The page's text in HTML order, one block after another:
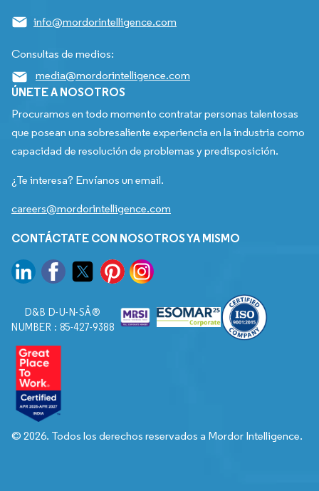
info@mordorintelligence.com
Consultas de medios:
media@mordorintelligence.com
ÚNETE A NOSOTROS
Procuramos en todo momento contratar personas talentosas
que posean una sobresaliente experiencia en la industria como
capacidad de resolución de problemas y predisposición.
¿Te interesa? Envíanos un email.
careers@mordorintelligence.com
CONTÁCTATE CON NOSOTROS YA MISMO
D&B D-U-N-SÂ®
NUMBER : 85-427-9388
© 2026. Todos los derechos reservados a Mordor Intelligence.